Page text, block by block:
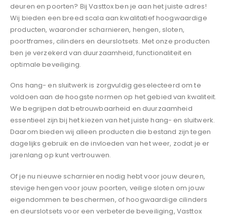
deuren en poorten? Bij Vasttox ben je aan het juiste adres!
Wij bieden een breed scala aan kwalitatief hoogwaardige
producten, waaronder scharnieren, hengen, sloten,
poortframes, cilinders en deurslotsets. Met onze producten
ben je verzekerd van duurzaamheid, functionaliteit en
optimale beveiliging.
Ons hang- en sluitwerk is zorgvuldig geselecteerd om te
voldoen aan de hoogste normen op het gebied van kwaliteit.
We begrijpen dat betrouwbaarheid en duurzaamheid
essentieel zijn bij het kiezen van het juiste hang- en sluitwerk.
Daarom bieden wij alleen producten die bestand zijn tegen
dagelijks gebruik en de invloeden van het weer, zodat je er
jarenlang op kunt vertrouwen.
Of je nu nieuwe scharnieren nodig hebt voor jouw deuren,
stevige hengen voor jouw poorten, veilige sloten om jouw
eigendommen te beschermen, of hoogwaardige cilinders
en deurslotsets voor een verbeterde beveiliging, Vasttox